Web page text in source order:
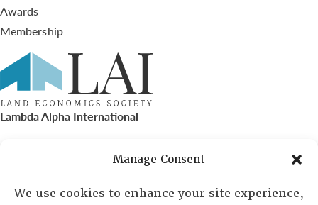
Manage Consent
We use cookies to enhance your site experience,
Awards
Membership
Lambda Alpha International
PO Box 72720, Phoenix, AZ 85050
Sheila Novak, Executive Director